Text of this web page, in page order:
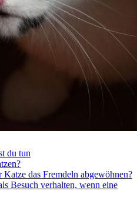
du tun
das Fremdeln abgewöhnen?
Besuch verhalten, wenn eine